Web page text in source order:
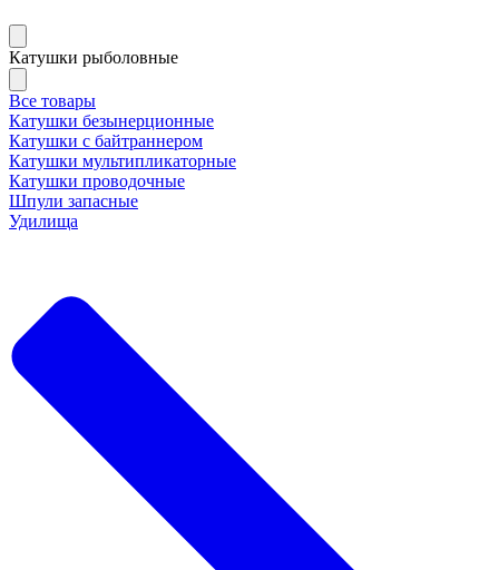
Катушки рыболовные
Все товары
Катушки безынерционные
Катушки с байтраннером
Катушки мультипликаторные
Катушки проводочные
Шпули запасные
Удилища